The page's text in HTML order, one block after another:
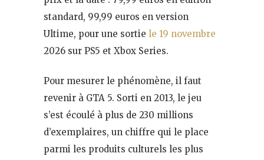
standard, 99,99 euros en version
Ultime, pour une sortie le 19 novembre
2026 sur PS5 et Xbox Series.
Pour mesurer le phénomène, il faut
revenir à GTA 5. Sorti en 2013, le jeu
s’est écoulé à plus de 230 millions
d’exemplaires, un chiffre qui le place
parmi les produits culturels les plus